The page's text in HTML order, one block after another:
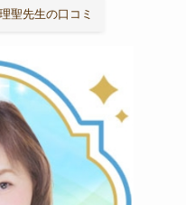
聖先生の口コミ